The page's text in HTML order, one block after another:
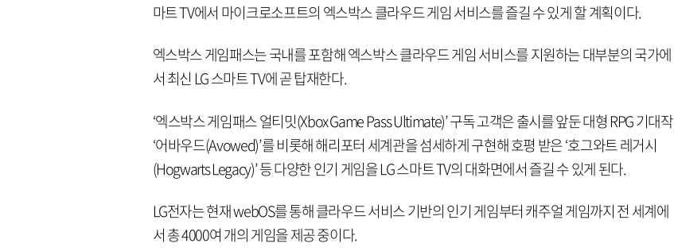
마트 TV에서 마이크로소프트의 엑스박스 클라우드 게임 서비스를 즐길 수 있게 할 계획이다.
엑스박스 게임패스는 국내를 포함해 엑스박스 클라우드 게임 서비스를 지원하는 대부분의 국가에
서 최신 LG 스마트 TV에 곧 탑재한다.
‘엑스박스 게임패스 얼티밋(Xbox Game Pass Ultimate)’ 구독 고객은 출시를 앞둔 대형 RPG 기대작
‘어바우드(Avowed)’를 비롯해 해리포터 세계관을 섬세하게 구현해 호평 받은 ‘호그와트 레거시
(Hogwarts Legacy)’ 등 다양한 인기 게임을 LG 스마트 TV의 대화면에서 즐길 수 있게 된다.
LG전자는 현재 webOS를 통해 클라우드 서비스 기반의 인기 게임부터 캐주얼 게임까지 전 세계에
서 총 4000여 개의 게임을 제공 중이다.